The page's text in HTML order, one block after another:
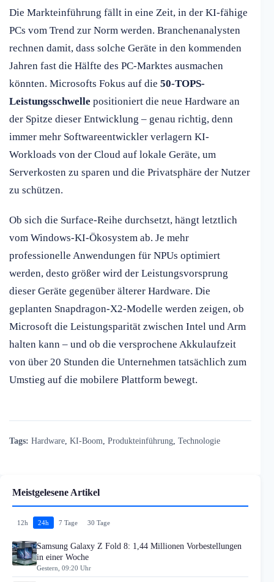
Die Markteinführung fällt in eine Zeit, in der KI-fähige
PCs vom Trend zur Norm werden. Branchenanalysten
rechnen damit, dass solche Geräte in den kommenden
Jahren fast die Hälfte des PC-Marktes ausmachen
könnten. Microsofts Fokus auf die 50-TOPS-
Leistungsschwelle positioniert die neue Hardware an
der Spitze dieser Entwicklung – genau richtig, denn
immer mehr Softwareentwickler verlagern KI-
Workloads von der Cloud auf lokale Geräte, um
Serverkosten zu sparen und die Privatsphäre der Nutzer
zu schützen.
Ob sich die Surface-Reihe durchsetzt, hängt letztlich
vom Windows-KI-Ökosystem ab. Je mehr
professionelle Anwendungen für NPUs optimiert
werden, desto größer wird der Leistungsvorsprung
dieser Geräte gegenüber älterer Hardware. Die
geplanten Snapdragon-X2-Modelle werden zeigen, ob
Microsoft die Leistungsparität zwischen Intel und Arm
halten kann – und ob die versprochene Akkulaufzeit
von über 20 Stunden die Unternehmen tatsächlich zum
Umstieg auf die mobilere Plattform bewegt.
Tags: Hardware KI-Boom Produkteinführung Technologie
Meistgelesene Artikel
12h 24h 7 Tage 30 Tage
Samsung Galaxy Z Fold 8: 1,44 Millionen Vorbestellungen
in einer Woche
Gestern, 09:20 Uhr